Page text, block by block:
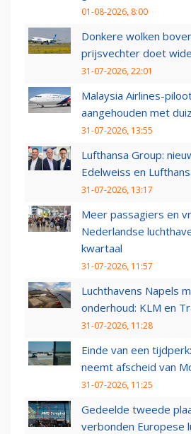
01-08-2026, 8:00
Donkere wolken
prijsvechter doet
31-07-2026, 22:01
Malaysia Airlines-
aangehouden met
31-07-2026, 13:55
Lufthansa Group:
Edelweiss en
31-07-2026, 13:17
Meer passagiers en
Nederlandse
kwartaal
31-07-2026, 11:57
Luchthavens Napels
onderhoud: KLM en
31-07-2026, 11:28
Einde van een
neemt afscheid van
31-07-2026, 11:25
Gedeelde tweede
verbonden Europese